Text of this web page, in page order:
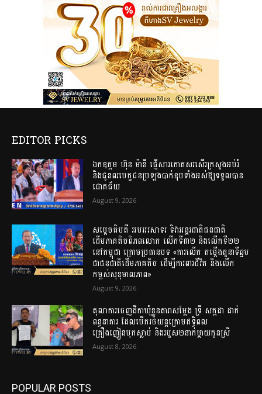
EDITOR PICKS
ឯកឧត្តម ហ៊ុន ម៉ានី ផ្ញើសារកោតសរសើរក្រសួងអប់រំ
និងជូនពរបេក្ខជនប្រឡងបាក់ឌុបទាំងអស់ឱ្យទទួលបាន
ជោគជ័យ
August 9, 2026
សម្តេចធិបតី អបអរសាទរ ទិវាអន្តរជាតិជនជាតិ
ដើមភាគតិចពិភពលោក លើកទី៣២ និងលើកទី២២
នៅកម្ពុជា ក្រោមប្រធានបទ «ការលើក តម្កើងតួនាទីឆ្មប
ជាជនជាតិដើមភាគតិច ដើម្បីការពារជីវិត និងលើក
កម្ពស់សុខុមាលភាព»
August 9, 2026
តុលាការចេញដីកាឃុំខ្លួនតារាសម្តែង ទ្រី សក្កដា ដាក់
ពន្ធនាគារ ដែលបើករថយន្តក្រោមឥទ្ធិពល
គ្រឿងញៀនបុកស្លាប់ និងរបួស២នាក់ម្តាយកូនស្រី
August 8, 2026
POPULAR POSTS